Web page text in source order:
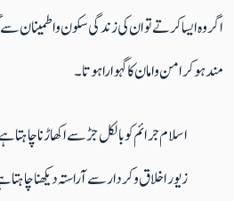
اگروہ ایسا کرتے توان کی زندگی سکون واطمینان
مندہوکر امن وامان کا گہوارا ہوتا۔
اسلام جرائم کو بالکل جڑسے اکھاڑنا
زیور اخلاق وکردارسے آراستہ دیکھنا